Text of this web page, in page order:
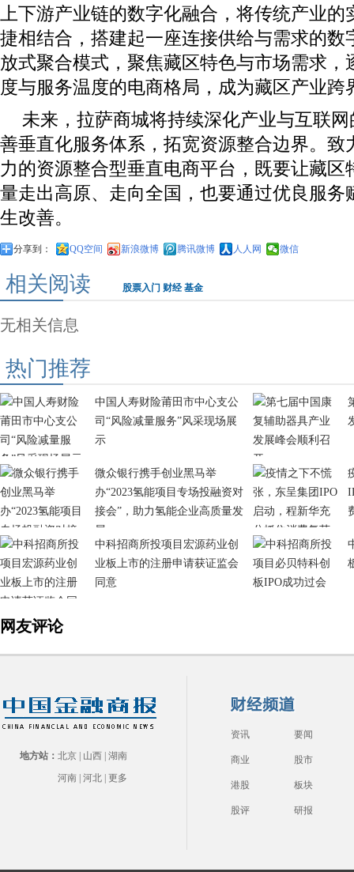
上下游产业链的数字化融合，将传统产业
捷相结合，搭建起一座连接供给与需求的数
放式聚合模式，聚焦藏区特色与市场需求，
度与服务温度的电商格局，成为藏区产业跨
未来，拉萨商城将持续深化产业与互联
善垂直化服务体系，拓宽资源整合边界。致
力的资源整合型垂直电商平台，既要让藏区
量走出高原、走向全国，也要通过优良服务
生改善。
分享到： QQ空间 新浪微博 腾讯微博 人人网 微信
相关阅读 股票入门 财经 基金
无相关信息
热门推荐
中国人寿财险莆田市中心支公
司“风险减量服务”风采现场展
示
微众银行携手创业黑马举
办“2023氢能项目专场投融资对
接会”，助力氢能企业高质量发
展
中科招商所投项目宏源药业创
业板上市的注册申请获证监会
同意
网友评论
地方站： 北京 山西 湖南
河南 河北 更多
资讯 要闻
商业 股市
港股 板块
股评 研报